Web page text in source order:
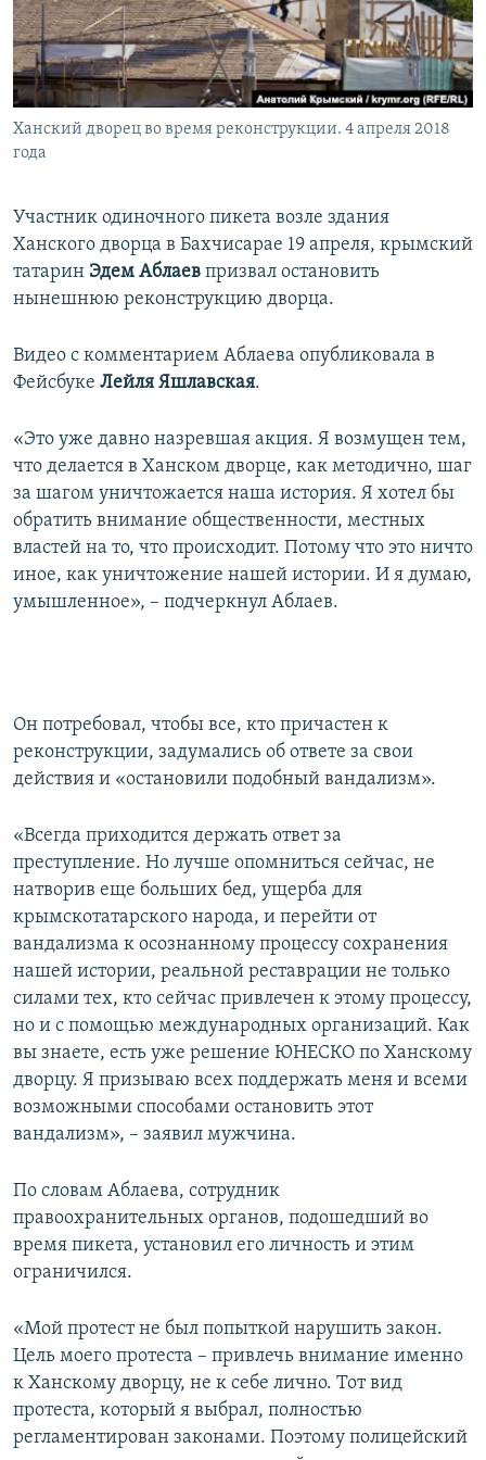
ПОБЕДИТЕЛЕЙ НЕ СУДЯТ?
КРЫМ.НЕПОКОРЕННЫЙ
ELIFBE
УКРАИНСКАЯ ПРОБЛЕМА КРЫМА
ПРИСОЕДИНЯЙТЕСЬ!
Все сайты RFE/RL
Ханский дворец во время реконструкции. 4 апреля 2018
года
Участник одиночного пикета возле здания
Ханского дворца в Бахчисарае 19 апреля, крымский
татарин Эдем Аблаев призвал остановить
нынешнюю реконструкцию дворца.
Видео с комментарием Аблаева опубликовала в
Фейсбуке Лейля Яшлавская.
«Это уже давно назревшая акция. Я возмущен тем,
что делается в Ханском дворце, как методично, шаг
за шагом уничтожается наша история. Я хотел бы
обратить внимание общественности, местных
властей на то, что происходит. Потому что это ничто
иное, как уничтожение нашей истории. И я думаю,
умышленное», – подчеркнул Аблаев.
Он потребовал, чтобы все, кто причастен к
реконструкции, задумались об ответе за свои
действия и «остановили подобный вандализм».
«Всегда приходится держать ответ за
преступление. Но лучше опомниться сейчас, не
натворив еще больших бед, ущерба для
крымскотатарского народа, и перейти от
вандализма к осознанному процессу сохранения
нашей истории, реальной реставрации не только
силами тех, кто сейчас привлечен к этому процессу,
но и с помощью международных организаций. Как
вы знаете, есть уже решение ЮНЕСКО по Ханскому
дворцу. Я призываю всех поддержать меня и всеми
возможными способами остановить этот
вандализм», – заявил мужчина.
По словам Аблаева, сотрудник
правоохранительных органов, подошедший во
время пикета, установил его личность и этим
ограничился.
«Мой протест не был попыткой нарушить закон.
Цель моего протеста – привлечь внимание именно
к Ханскому дворцу, не к себе лично. Тот вид
протеста, который я выбрал, полностью
регламентирован законами. Поэтому полицейский